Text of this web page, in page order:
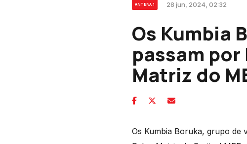
ANTENA 1 28 jun, 2024, 02:32
Os Kumbia
passam
Matriz do
Os Kumbia Boruka, grupo de